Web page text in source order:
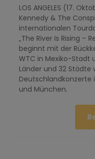
LOS ANGELES (17.
Kennedy & The
internationalen
„The River Is Rising –
beginnt mit der
WTC in Mexiko-Stadt
Länder und 32
Deutschlandkonzerte
und München.